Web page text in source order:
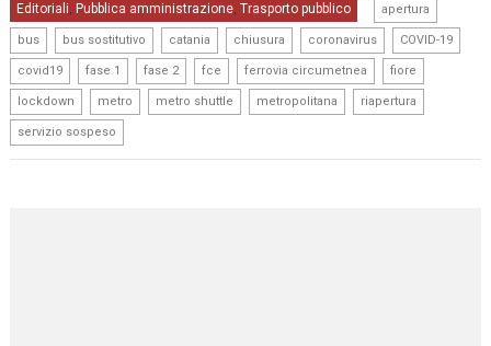
Editoriali, Pubblica amministrazione, Trasporto pubblico apertura
bus bus sostitutivo catania chiusura coronavirus COVID-19
covid19 fase 1 fase 2 fce ferrovia circumetnea fiore
lockdown metro metro shuttle metropolitana riapertura
servizio sospeso